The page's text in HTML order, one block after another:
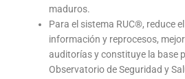
maduros.
Para el sistema RUC®, reduce
información y reprocesos,
auditorías y constituye la base
Observatorio de Seguridad y